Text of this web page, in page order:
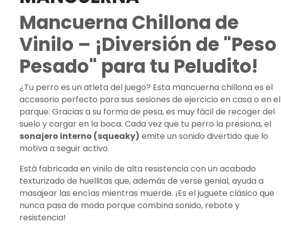
Mancuerna Chillona de
Vinilo – ¡Diversión de "Peso
Pesado" para tu Peludito!
¿Tu perro es un atleta del juego? Esta mancuerna chillona es el
accesorio perfecto para sus sesiones de ejercicio en casa o en el
parque. Gracias a su forma de pesa, es muy fácil de recoger del
suelo y cargar en la boca. Cada vez que tu perro la presiona, el
sonajero interno (squeaky) emite un sonido divertido que lo
motiva a seguir activo.
Está fabricada en vinilo de alta resistencia con un acabado
texturizado de huellitas que, además de verse genial, ayuda a
masajear las encías mientras muerde. ¡Es el juguete clásico que
nunca pasa de moda porque combina sonido, rebote y
resistencia!